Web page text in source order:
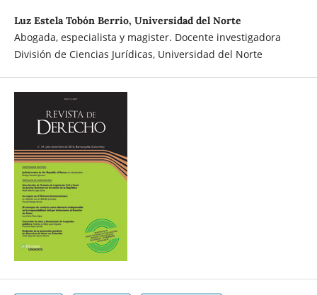
Luz Estela Tobón Berrio, Universidad del Norte
Abogada, especialista y magister. Docente investigadora
División de Ciencias Jurídicas, Universidad del Norte